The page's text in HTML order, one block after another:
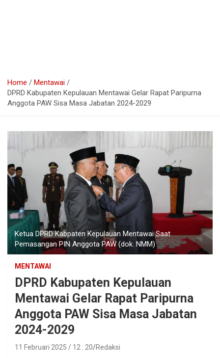
Home
Mentawai
DPRD Kabupaten Kepulauan Mentawai Gelar Rapat Paripurna
Anggota PAW Sisa Masa Jabatan 2024-2029
Ketua DPRD Kabpaten Kepulauan Mentawai Saat
Pemasangan PIN Anggota PAW (dok. NMM)
MENTAWAI
DPRD Kabupaten Kepulauan
Mentawai Gelar Rapat Paripurna
Anggota PAW Sisa Masa Jabatan
2024-2029
11 Februari 2025 / 12 : 20 Redaksi